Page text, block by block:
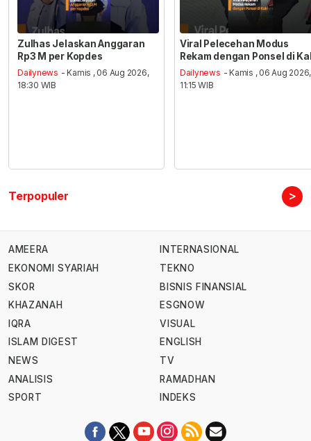
Zulhas Jelaskan Anggaran
Rp3 M per Kopdes
Dailynews - Kamis , 06 Aug 2026,
18:30 WIB
Viral Pelecehan Modus
Rekam dengan Ponsel di
Dailynews - Kamis , 06 Aug 2026,
11:15 WIB
Terpopuler >
AMEERA
EKONOMI SYARIAH
SKOR
KHAZANAH
IQRA
ISLAM DIGEST
NEWS
ANALISIS
SPORT
INTERNASIONAL
TEKNO
BISNIS FINANSIAL
ESGNOW
VISUAL
ENGLISH
TV
RAMADHAN
INDEKS